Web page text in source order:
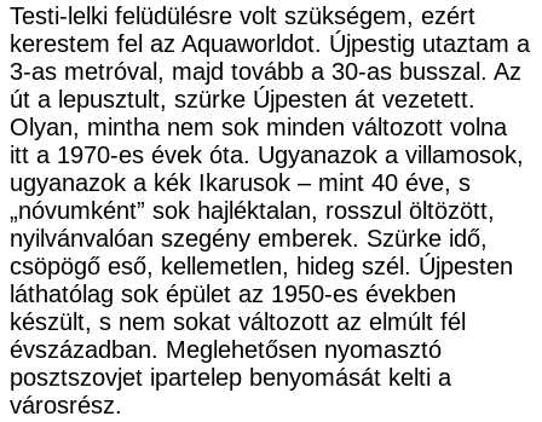
Testi-lelki felüdülésre volt szükségem, ezért
kerestem fel az Aquaworldot. Újpestig utaztam a
3-as metróval, majd tovább a 30-as busszal. Az
út a lepusztult, szürke Újpesten át vezetett.
Olyan, mintha nem sok minden változott volna
itt a 1970-es évek óta. Ugyanazok a villamosok,
ugyanazok a kék Ikarusok – mint 40 éve, s
„nóvumként” sok hajléktalan, rosszul öltözött,
nyilvánvalóan szegény emberek. Szürke idő,
csöpögő eső, kellemetlen, hideg szél. Újpesten
láthatólag sok épület az 1950-es években
készült, s nem sokat változott az elmúlt fél
évszázadban. Meglehetősen nyomasztó
posztszovjet ipartelep benyomását kelti a
városrész.